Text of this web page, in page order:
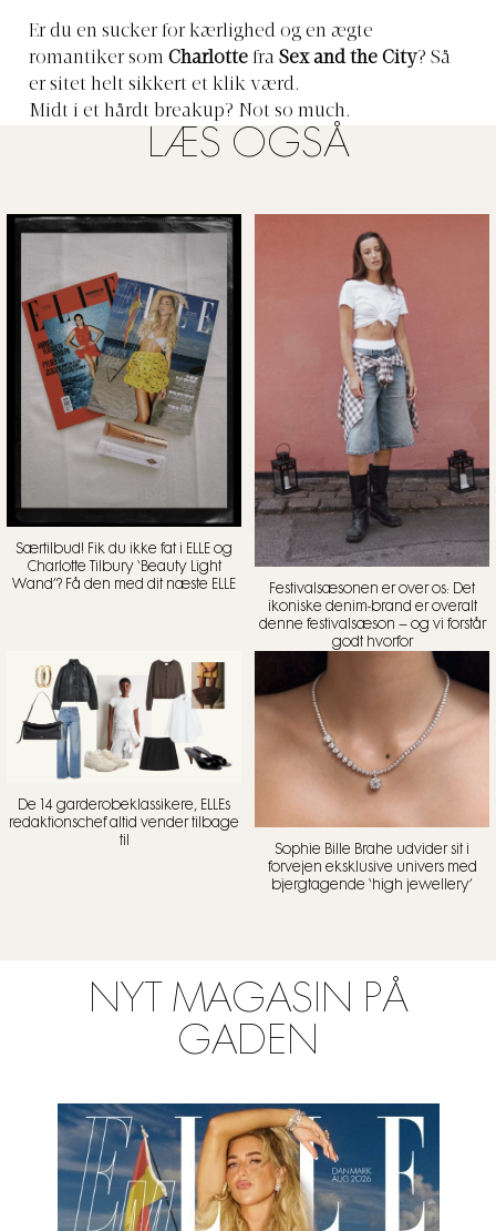
Er du en sucker for kærlighed og en ægte
romantiker som Charlotte fra Sex and the City? Så
er sitet helt sikkert et klik værd.
Midt i et hårdt breakup? Not so much.
LÆS OGSÅ
Særtilbud! Fik du ikke fat i ELLE og
Charlotte Tilbury ‘Beauty Light
Wand’? Få den med dit næste ELLE
Festivalsæsonen er over os: Det
ikoniske denim-brand er overalt
denne festivalsæson – og vi forstår
godt hvorfor
De 14 garderobeklassikere, ELLEs
redaktionschef altid vender tilbage
til
Sophie Bille Brahe udvider sit i
forvejen eksklusive univers med
bjergtagende ‘high jewellery’
NYT MAGASIN PÅ
GADEN